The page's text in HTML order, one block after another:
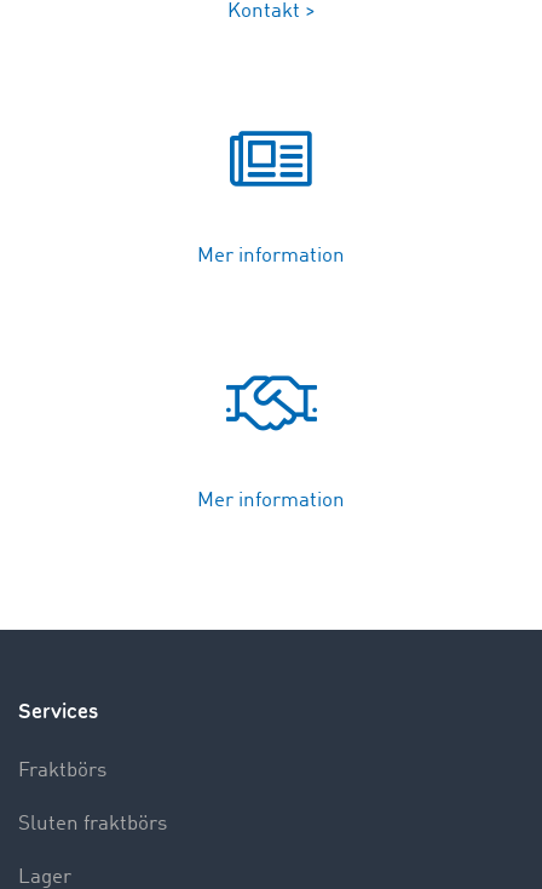
Kontakt >
Mer information
Mer information
Services
Fraktbörs
Sluten fraktbörs
Lager